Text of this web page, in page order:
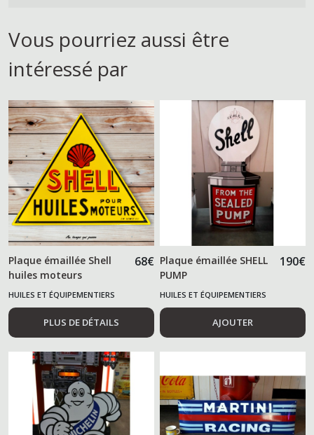
Vous pourriez aussi être
intéressé par
Plaque émaillée Shell
huiles moteurs
68€
HUILES ET ÉQUIPEMENTIERS
AUTOMOBILES
PLUS DE DÉTAILS
Plaque émaillée SHELL
PUMP
190€
HUILES ET ÉQUIPEMENTIERS
AUTOMOBILES
AJOUTER